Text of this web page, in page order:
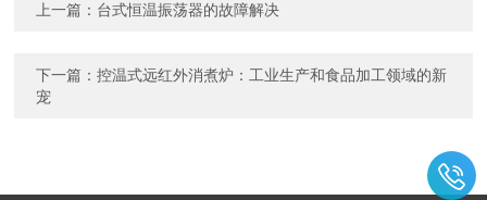
上一篇： 台式恒温振荡器的故障解决
下一篇：控温式远红外消煮炉：工业生产和食品加工领域的新
宠